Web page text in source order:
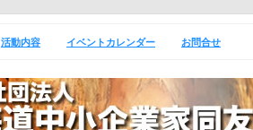
活動内容 イベントカレンダー お問合せ